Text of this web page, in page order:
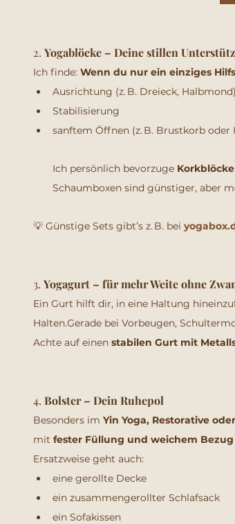
2. Yogablöcke – Deine stillen
Ich finde: Wenn du nur ein einziges
Ausrichtung (z. B. Dreieck, Halbmond)
Stabilisierung
sanftem Öffnen (z. B. Brustkorb oder
Ich persönlich bevorzuge Korkblöcke
Schaumboxen sind günstiger, aber
💡 Günstige Sets gibt’s z. B. bei
3. Yogagurt – für mehr Weite ohne
Ein Gurt hilft dir, in eine Haltung
Halten.Gerade bei Vorbeugen,
Achte auf einen stabilen Gurt mit
4. Bolster – Dein Ruhepol
Besonders im Yin Yoga, Restorative
mit fester Füllung und weichem Bezug
Ersatzweise geht auch:
eine gerollte Decke
ein zusammengerollter Schlafsack
ein Sofakissen